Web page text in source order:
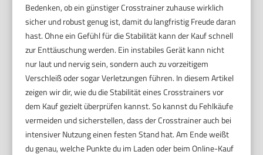
Bedenken, ob ein günstiger Crosstrainer zuhause wirklich
sicher und robust genug ist, damit du langfristig Freude daran
hast. Ohne ein Gefühl für die Stabilität kann der Kauf schnell
zur Enttäuschung werden. Ein instabiles Gerät kann nicht
nur laut und nervig sein, sondern auch zu vorzeitigem
Verschleiß oder sogar Verletzungen führen. In diesem Artikel
zeigen wir dir, wie du die Stabilität eines Crosstrainers vor
dem Kauf gezielt überprüfen kannst. So kannst du Fehlkäufe
vermeiden und sicherstellen, dass der Crosstrainer auch bei
intensiver Nutzung einen festen Stand hat. Am Ende weißt
du genau, welche Punkte du im Laden oder beim Online-Kauf